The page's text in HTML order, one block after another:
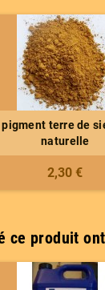
pigment terre de
naturelle
2,30 €
ce produit